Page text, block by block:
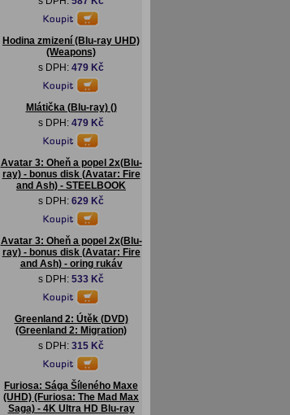
Hodina zmizení (Blu-ray UHD)
(Weapons)
s DPH: 479 Kč
Mlátička (Blu-ray) ()
s DPH: 479 Kč
Avatar 3: Oheň a popel 2x(Blu-
ray) - bonus disk (Avatar: Fire
and Ash) - STEELBOOK
s DPH: 629 Kč
Avatar 3: Oheň a popel 2x(Blu-
ray) - bonus disk (Avatar: Fire
and Ash) - oring rukáv
s DPH: 533 Kč
Greenland 2: Útěk (DVD)
(Greenland 2: Migration)
s DPH: 315 Kč
Furiosa: Sága Šíleného Maxe
(UHD) (Furiosa: The Mad Max
Saga) - 4K Ultra HD Blu-ray